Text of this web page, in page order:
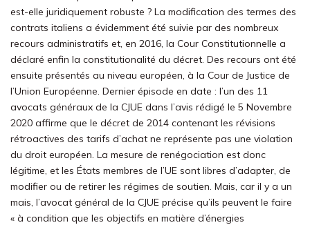
est-elle juridiquement robuste ? La modification des termes des
contrats italiens a évidemment été suivie par des nombreux
recours administratifs et, en 2016, la Cour Constitutionnelle a
déclaré enfin la constitutionalité du décret. Des recours ont été
ensuite présentés au niveau européen, à la Cour de Justice de
l’Union Européenne. Dernier épisode en date : l’un des 11
avocats généraux de la CJUE dans l’avis rédigé le 5 Novembre
2020 affirme que le décret de 2014 contenant les révisions
rétroactives des tarifs d’achat ne représente pas une violation
du droit européen. La mesure de renégociation est donc
légitime, et les États membres de l’UE sont libres d’adapter, de
modifier ou de retirer les régimes de soutien. Mais, car il y a un
mais, l’avocat général de la CJUE précise qu’ils peuvent le faire
« à condition que les objectifs en matière d’énergies